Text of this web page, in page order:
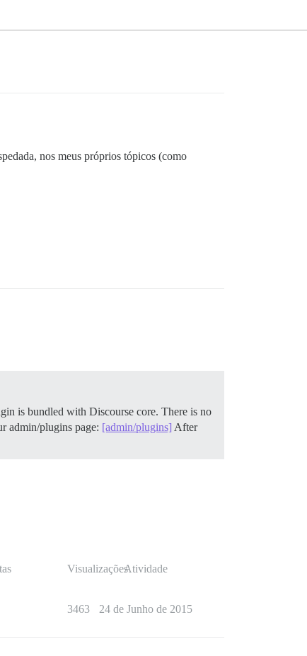
nos meus próprios tópicos (como
is bundled with Discourse core. There is no
admin/plugins page: [admin/plugins] After
VisualizaçõesAtividade
3463 24 de Junho de 2015